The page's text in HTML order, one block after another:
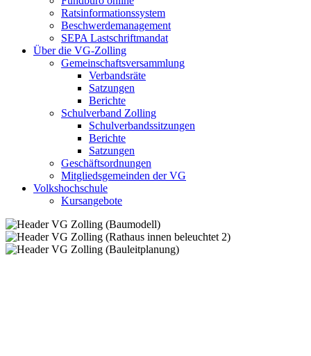
Ratsinformationssystem
Beschwerdemanagement
SEPA Lastschriftmandat
Über die VG-Zolling
Gemeinschaftsversammlung
Verbandsräte
Satzungen
Berichte
Schulverband Zolling
Schulverbandssitzungen
Berichte
Satzungen
Geschäftsordnungen
Mitgliedsgemeinden der VG
Volkshochschule
Kursangebote